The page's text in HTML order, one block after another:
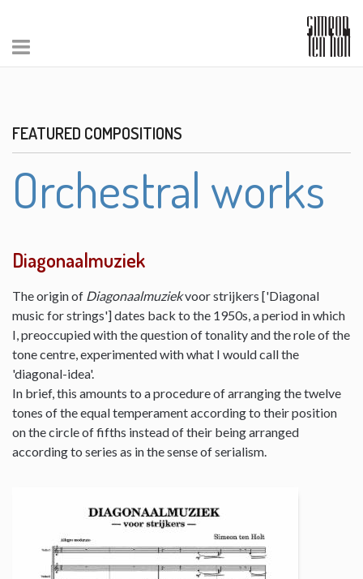
FEATURED COMPOSITIONS
Orchestral works
Diagonaalmuziek
The origin of Diagonaalmuziekvoor strijkers ['Diagonal
music for strings'] dates back to the 1950s, a period in which
I, preoccupied with the question of tonality and the role of the
tone centre, experimented with what I would call the
'diagonal-idea'.
In brief, this amounts to a procedure of arranging the twelve
tones of the equal temperament according to their position
on the circle of fifths instead of their being arranged
according to series as in the sense of serialism.